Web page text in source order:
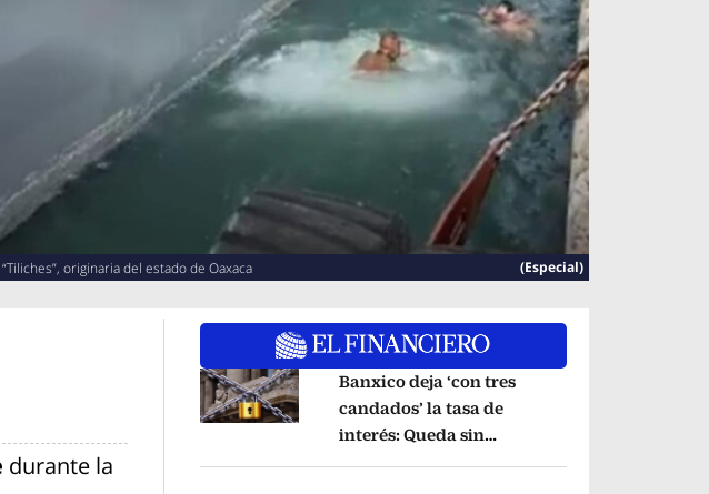
originaria del estado de Oaxaca (Especial)
durante la
Opens in new window
Banxico deja ‘con tres
candados’ la tasa de
interés: Queda sin